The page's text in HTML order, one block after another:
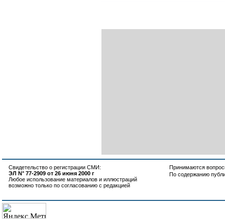
Свидетельство о регистрации СМИ:
ЭЛ N° 77-2909 от 26 июня 2000 г
Любое использование материалов и иллюстраций
возможно только по согласованию с редакцией
Принимаются
По содержанию